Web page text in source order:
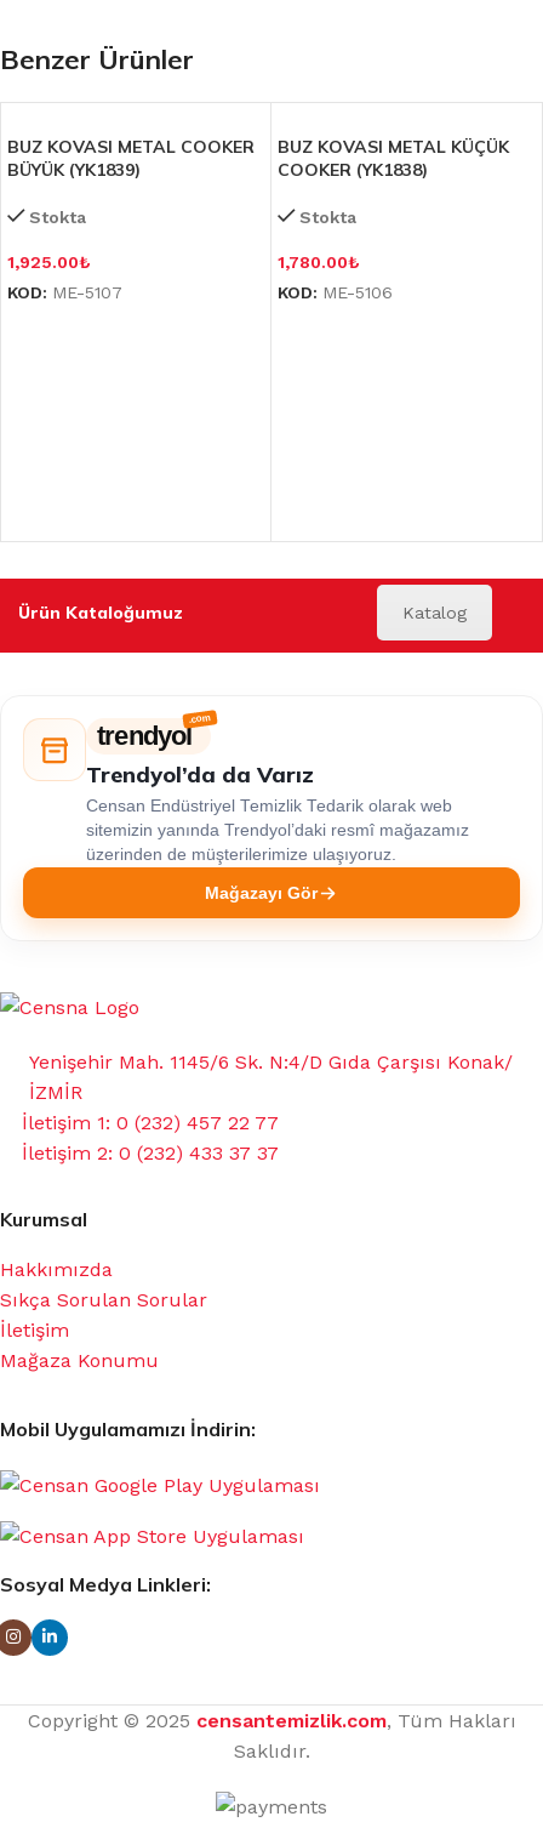
Benzer Ürünler
BUZ KOVASI METAL COOKER
BÜYÜK (YK1839)
Stokta
1,925.00₺
KOD: ME-5107
BUZ KOVASI METAL KÜÇÜK
COOKER (YK1838)
Stokta
1,780.00₺
KOD: ME-5106
Ürün Kataloğumuz Katalog
trendyol
Trendyol’da da Varız
Censan Endüstriyel Temizlik Tedarik olarak web
sitemizin yanında Trendyol’daki resmî mağazamız
üzerinden de müşterilerimize ulaşıyoruz.
Mağazayı Gör
Yenişehir Mah. 1145/6 Sk. N:4/D Gıda Çarşısı Konak/
İZMİR
İletişim 1: 0 (232) 457 22 77
İletişim 2: 0 (232) 433 37 37
Kurumsal
Hakkımızda
Sıkça Sorulan Sorular
İletişim
Mağaza Konumu
Mobil Uygulamamızı İndirin:
Sosyal Medya Linkleri:
Copyright © 2025 censantemizlik.com, Tüm Hakları
Saklıdır.